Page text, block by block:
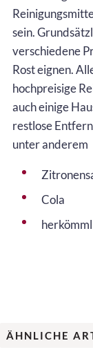
sein.
verschiedene
Rost eignen.
hochpreisige
auch einige
restlose
unter anderem
Cola
ÄHNLICHE